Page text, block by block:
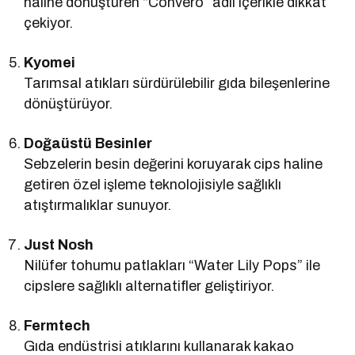
çekiyor.
Kyomei
Tarımsal atıkları sürdürülebilir gıda bileşenlerine
dönüştürüyor.
Doğaüstü Besinler
Sebzelerin besin değerini koruyarak cips haline
getiren özel işleme teknolojisiyle sağlıklı
atıştırmalıklar sunuyor.
Just Nosh
Nilüfer tohumu patlakları “Water Lily Pops” ile
cipslere sağlıklı alternatifler geliştiriyor.
Fermtech
Gıda endüstrisi atıklarını kullanarak kakao